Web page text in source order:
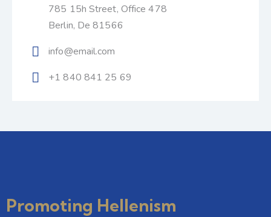
785 15h Street, Office 478
Berlin, De 81566
info@email.com
+1 840 841 25 69
Promoting Hellenism